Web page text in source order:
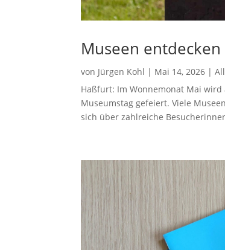
Museen
von Jürgen Kohl | Mai 14, 2026 |
Haßfurt: Im Wonnemonat Mai
Museumstag gefeiert. Viele
sich über zahlreiche